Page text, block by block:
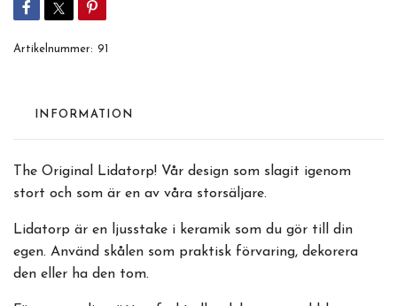
Artikelnummer: 91
INFORMATION
The Original Lidatorp! Vår design som slagit igenom
stort och som är en av våra storsäljare.
Lidatorp är en ljusstake i keramik som du gör till din
egen. Använd skålen som praktisk förvaring, dekorera
den eller ha den tom.